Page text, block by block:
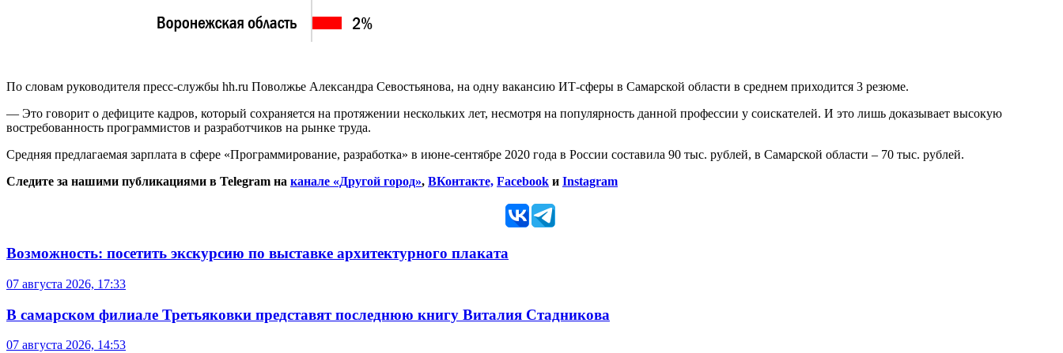
По словам руководителя пресс-службы hh.ru Поволжье Александра Севостьянова, на одну вакансию ИТ-сферы в Самарской области в среднем приходится 3 резюме.
— Это говорит о дефиците кадров, который сохраняется на протяжении нескольких лет, несмотря на популярность данной профессии у соискателей. И это лишь доказывает высокую
востребованность программистов и разработчиков на рынке труда.
Средняя предлагаемая зарплата в сфере «Программирование, разработка» в июне-сентябре 2020 года в России составила 90 тыс. рублей, в Самарской области – 70 тыс. рублей.
Следите за нашими публикациями в Telegram на канале «Другой город», ВКонтакте, Facebook и Instagram
Возможность: посетить экскурсию по выставке архитектурного плаката
07 августа 2026, 17:33
В самарском филиале Третьяковки представят последнюю книгу Виталия Стадникова
07 августа 2026, 14:53